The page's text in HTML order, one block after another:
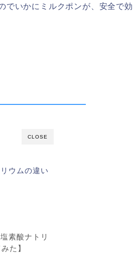
でいかにミルクポンが、安全で効
CLOSE
ウムの違い
素酸ナトリ
た】